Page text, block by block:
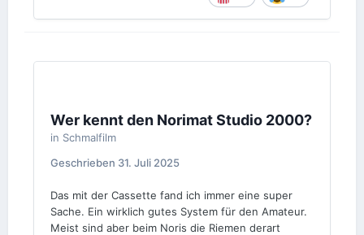
Wer kennt den Norimat Studio 2000?
in Schmalfilm
Geschrieben 31. Juli 2025
Das mit der Cassette fand ich immer eine super
Sache. Ein wirklich gutes System für den Amateur.
Meist sind aber beim Noris die Riemen derart